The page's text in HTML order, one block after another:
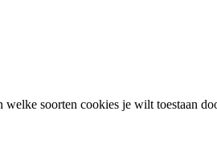
soorten cookies je wilt toestaan